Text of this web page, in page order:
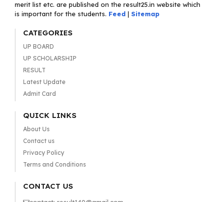
merit list etc. are published on the result25.in website which
is important for the students. Feed | Sitemap
CATEGORIES
UP BOARD
UP SCHOLARSHIP
RESULT
Latest Update
Admit Card
QUICK LINKS
About Us
Contact us
Privacy Policy
Terms and Conditions
CONTACT US